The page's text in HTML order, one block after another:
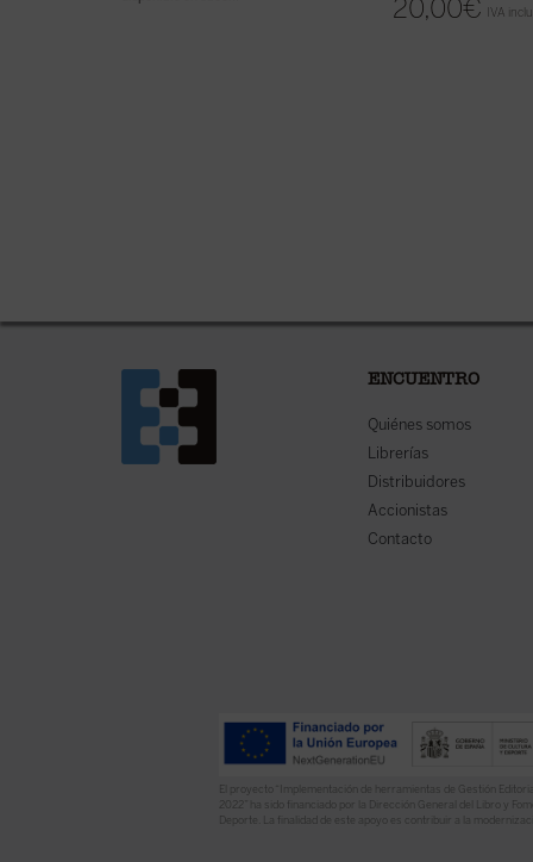
20,00€ IVA
ENCUENTRO
Quiénes somos
Librerías
Distribuidores
Accionistas
Contacto
El proyecto “Implementación de herramientas de Gestión
2022” ha sido financiado por la Dirección General del Libro y
Deporte. La finalidad de este apoyo es contribuir a la